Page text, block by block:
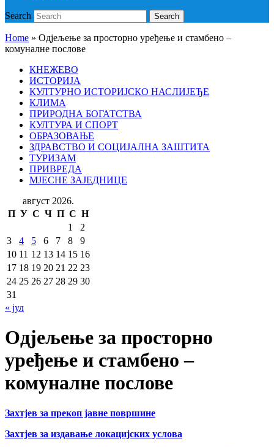
Search Search
Home » Одјељење за просторно уређење и стамбено –
комуналне послове
КНЕЖЕВО
ИСТОРИЈА
КУЛТУРНО ИСТОРИЈСКО НАСЛИЈЕЂЕ
КЛИМА
ПРИРОДНА БОГАТСТВА
КУЛТУРА И СПОРТ
ОБРАЗОВАЊЕ
ЗДРАВСТВО И СОЦИЈАЛНА ЗАШТИТА
ТУРИЗАМ
ПРИВРЕДА
МЈЕСНЕ ЗАЈЕДНИЦЕ
август 2026.
П У С Ч П С Н
1
2
3
4 5 6 7 8
9
10 11 12 13 14 15 16
17 18 19 20 21 22 23
24 25 26 27 28 29 30
31
« јул
Одјељење за просторно
уређење и стамбено –
комуналне послове
Захтјев за прекоп јавне површине
Захтјев за издавање локацијских услова